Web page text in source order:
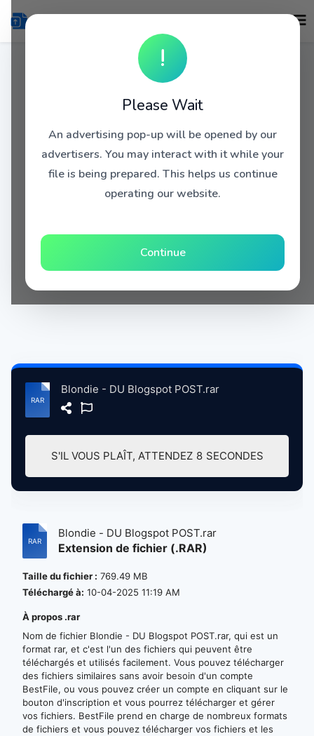
!
Please Wait
An advertising pop-up will be opened by our
advertisers. You may interact with it while your
file is being prepared. This helps us continue
operating our website.
Continue
Blondie - DU Blogspot POST.rar
S'IL VOUS PLAÎT, ATTENDEZ 7 SECONDES
Blondie - DU Blogspot POST.rar
Extension de fichier (.RAR)
Taille du fichier : 769.49 MB
Téléchargé à: 10-04-2025 11:19 AM
À propos .rar
Nom de fichier Blondie - DU Blogspot POST.rar, qui est un
format rar, et c'est l'un des fichiers qui peuvent être
téléchargés et utilisés facilement. Vous pouvez télécharger
des fichiers similaires sans avoir besoin d'un compte
BestFile, ou vous pouvez créer un compte en cliquant sur le
bouton d'inscription et vous pourrez télécharger et gérer
vos fichiers. BestFile prend en charge de nombreux formats
de fichiers et vous pouvez télécharger vos fichiers et les